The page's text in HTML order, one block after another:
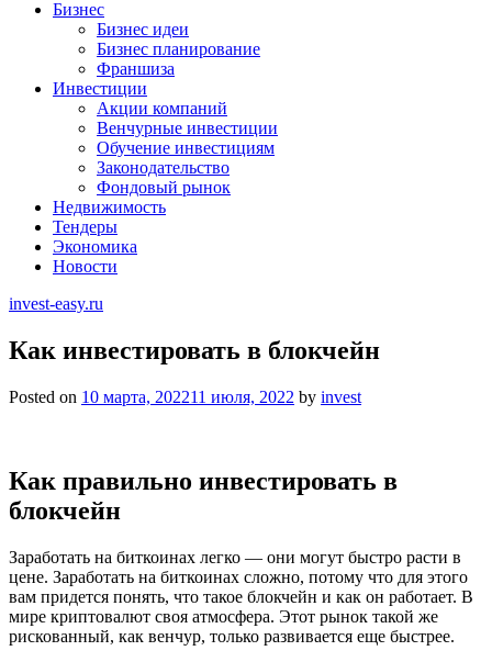
Бизнес
Бизнес идеи
Бизнес планирование
Франшиза
Инвестиции
Акции компаний
Венчурные инвестиции
Обучение инвестициям
Законодательство
Фондовый рынок
Недвижимость
Тендеры
Экономика
Новости
invest-easy.ru
Как инвестировать в блокчейн
Posted on 10 марта, 202211 июля, 2022 by invest
Как правильно инвестировать в
блокчейн
Заработать на биткоинах легко — они могут быстро расти в
цене. Заработать на биткоинах сложно, потому что для этого
вам придется понять, что такое блокчейн и как он работает. В
мире криптовалют своя атмосфера. Этот рынок такой же
рискованный, как венчур, только развивается еще быстрее.